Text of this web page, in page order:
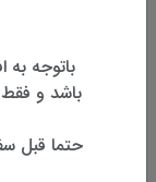
باتوجه به
باشد و
حتما قبل